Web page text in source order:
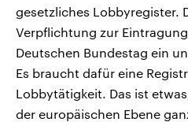
gesetzliches Lobbyregister.
Verpflichtung zur
Deutschen Bundestag ein
Es braucht dafür eine
Lobbytätigkeit. Das ist
der europäischen Ebene